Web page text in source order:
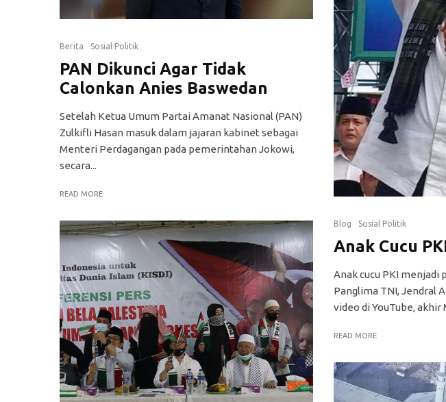
Berita Sosial Politik
PAN Dikunci Agar Tidak
Calonkan Anies Baswedan
Setelah Ketua Umum Partai Amanat Nasional (PAN)
Zulkifli Hasan masuk dalam jajaran kabinet sebagai
Menteri Perdagangan pada pemerintahan Jokowi,
secara...
READ MORE
Blog Sosial Politik
Anak Cucu
Anak cucu PKI menjadi
Panglima TNI, Jendral
video di YouTube, akhir
READ MORE